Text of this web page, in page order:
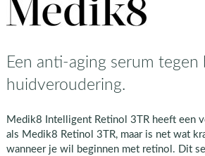
Een anti-aging serum tegen
huidveroudering.
Medik8 Intelligent Retinol 3TR heeft een
als Medik8 Retinol 3TR, maar is net wat
wanneer je wil beginnen met retinol. Dit